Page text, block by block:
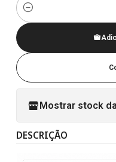
Quantidade
Mostrar stock
DESCRIÇÃO